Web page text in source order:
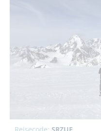
Reisecode: SRZUF